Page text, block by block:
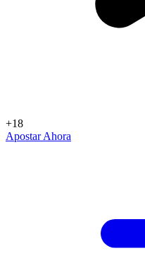
+18
Apostar Ahora